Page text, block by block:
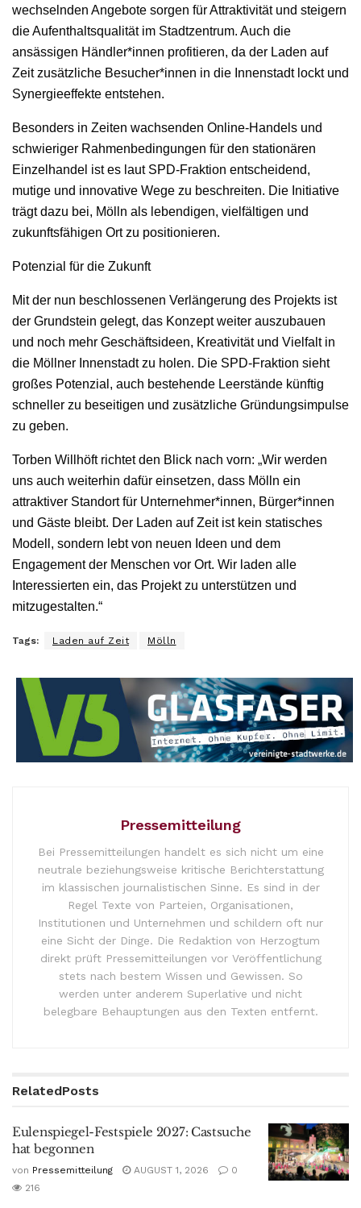
wechselnden Angebote sorgen für Attraktivität und steigern
die Aufenthaltsqualität im Stadtzentrum. Auch die
ansässigen Händler*innen profitieren, da der Laden auf
Zeit zusätzliche Besucher*innen in die Innenstadt lockt und
Synergieeffekte entstehen.
Besonders in Zeiten wachsenden Online-Handels und
schwieriger Rahmenbedingungen für den stationären
Einzelhandel ist es laut SPD-Fraktion entscheidend,
mutige und innovative Wege zu beschreiten. Die Initiative
trägt dazu bei, Mölln als lebendigen, vielfältigen und
zukunftsfähigen Ort zu positionieren.
Potenzial für die Zukunft
Mit der nun beschlossenen Verlängerung des Projekts ist
der Grundstein gelegt, das Konzept weiter auszubauen
und noch mehr Geschäftsideen, Kreativität und Vielfalt in
die Möllner Innenstadt zu holen. Die SPD-Fraktion sieht
großes Potenzial, auch bestehende Leerstände künftig
schneller zu beseitigen und zusätzliche Gründungsimpulse
zu geben.
Torben Willhöft richtet den Blick nach vorn: „Wir werden
uns auch weiterhin dafür einsetzen, dass Mölln ein
attraktiver Standort für Unternehmer*innen, Bürger*innen
und Gäste bleibt. Der Laden auf Zeit ist kein statisches
Modell, sondern lebt von neuen Ideen und dem
Engagement der Menschen vor Ort. Wir laden alle
Interessierten ein, das Projekt zu unterstützen und
mitzugestalten.“
Tags: Laden auf Zeit Mölln
Pressemitteilung
Bei Pressemitteilungen handelt es sich nicht um eine
neutrale beziehungsweise kritische Berichterstattung
im klassischen journalistischen Sinne. Es sind in der
Regel Texte von Parteien, Organisationen,
Institutionen und Unternehmen und schildern oft nur
eine Sicht der Dinge. Die Redaktion von Herzogtum
direkt prüft Pressemitteilungen vor Veröffentlichung
stets nach bestem Wissen und Gewissen. So
werden unter anderem Superlative und nicht
belegbare Behauptungen aus den Texten entfernt.
RelatedPosts
Eulenspiegel-Festspiele 2027: Castsuche
hat begonnen
von Pressemitteilung AUGUST 1, 2026
0
216